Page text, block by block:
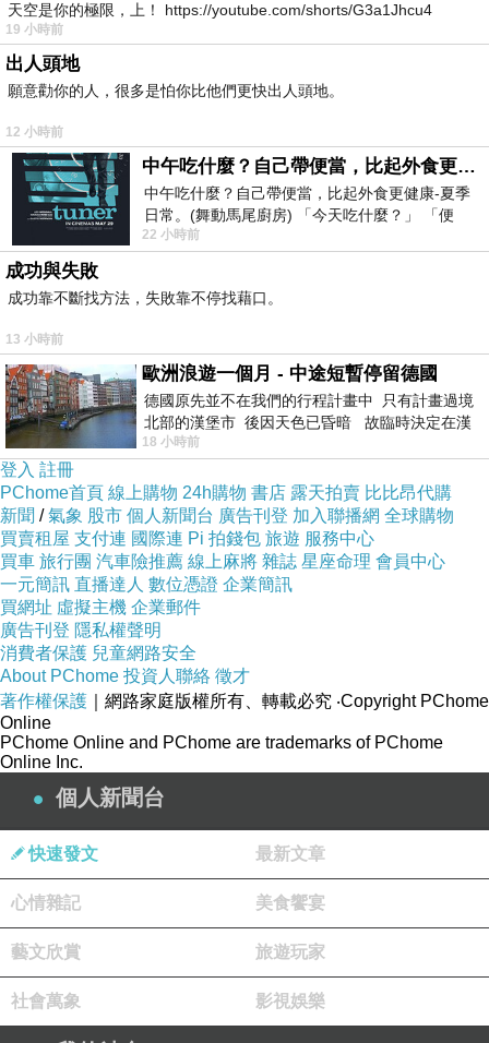
天空是你的極限，上！ https://youtube.com/shorts/G3a1Jhcu4
19 小時前
出人頭地
願意勸你的人，很多是怕你比他們更快出人頭地。
12 小時前
中午吃什麼？自己帶便當，比起外食更健康-夏季日常。(舞動馬尾廚房)
中午吃什麼？自己帶便當，比起外食更健康-夏季
日常。(舞動馬尾廚房) 「今天吃什麼？」 「便
當？麵？還是炒飯？」 每天都在選擇
22 小時前
成功與失敗
成功靠不斷找方法，失敗靠不停找藉口。
13 小時前
歐洲浪遊一個月 - 中途短暫停留德國
德國原先並不在我們的行程計畫中 只有計畫過境
北部的漢堡市 後因天色已昏暗 故臨時決定在漢
堡市吃晚餐和過夜
18 小時前
登入 註冊
PChome首頁 線上購物 24h購物 書店 露天拍賣 比比昂代購
新聞 /氣象 股市 個人新聞台 廣告刊登 加入聯播網 全球購物
買賣租屋 支付連 國際連 Pi 拍錢包 旅遊 服務中心
買車 旅行團 汽車險推薦 線上麻將 雜誌 星座命理 會員中心
一元簡訊 直播達人 數位憑證 企業簡訊
買網址 虛擬主機 企業郵件
廣告刊登 隱私權聲明
消費者保護 兒童網路安全
About PChome 投資人聯絡 徵才
著作權保護 ｜網路家庭版權所有、轉載必究 ‧Copyright PChome
Online
PChome Online and PChome are trademarks of PChome
Online Inc.
個人新聞台
快速發文 最新文章
心情雜記 美食饗宴
藝文欣賞 旅遊玩家
社會萬象 影視娛樂